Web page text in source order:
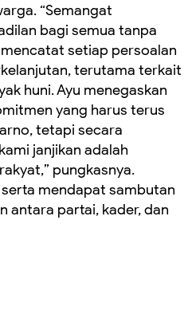
“Semangat
bagi semua tanpa
mencatat setiap persoalan
terutama terkait
huni. Ayu menegaskan
yang harus terus
tetapi secara
janjikan adalah
pungkasnya.
mendapat sambutan
antara partai, kader, dan